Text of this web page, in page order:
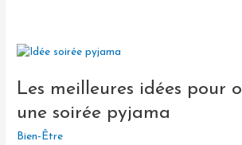
Les meilleures idées pour
une soirée pyjama
Bien-Être
Les
idées
organiser
une